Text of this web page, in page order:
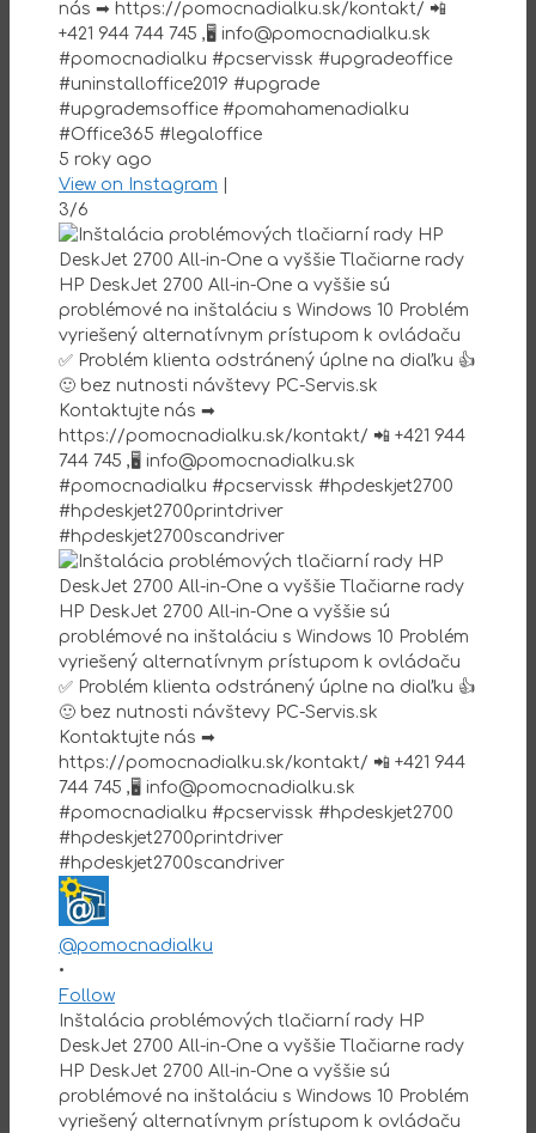
nás ➡ https://pomocnadialku.sk/kontakt/ 📲
+421 944 744 745 ,🖥 info@pomocnadialku.sk
#pomocnadialku #pcservissk #upgradeoffice
#uninstalloffice2019 #upgrade
#upgrademsoffice #pomahamenadialku
#Office365 #legaloffice
5 roky ago
View on Instagram
3/6
@pomocnadialku
•
Follow
Inštalácia problémových tlačiarní rady HP
DeskJet 2700 All-in-One a vyššie Tlačiarne rady
HP DeskJet 2700 All-in-One a vyššie sú
problémové na inštaláciu s Windows 10 Problém
vyriešený alternatívnym prístupom k ovládaču